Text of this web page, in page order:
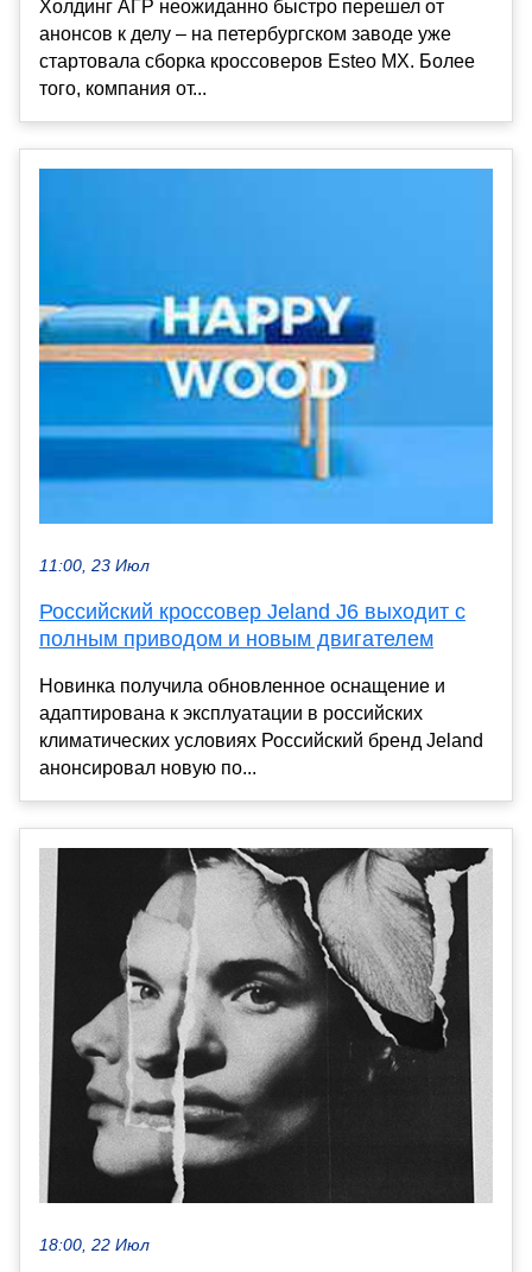
Холдинг АГР неожиданно быстро перешел от
анонсов к делу – на петербургском заводе уже
стартовала сборка кроссоверов Esteo MX. Более
того, компания от...
11:00, 23 Июл
Российский кроссовер Jeland J6 выходит с
полным приводом и новым двигателем
Новинка получила обновленное оснащение и
адаптирована к эксплуатации в российских
климатических условиях Российский бренд Jeland
анонсировал новую по...
18:00, 22 Июл